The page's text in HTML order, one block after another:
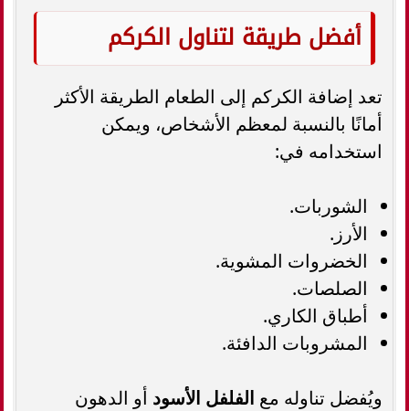
أفضل طريقة لتناول الكركم
تعد إضافة الكركم إلى الطعام الطريقة الأكثر
أمانًا بالنسبة لمعظم الأشخاص، ويمكن
استخدامه في:
الشوربات.
الأرز.
الخضروات المشوية.
الصلصات.
أطباق الكاري.
المشروبات الدافئة.
ويُفضل تناوله مع الفلفل الأسود أو الدهون